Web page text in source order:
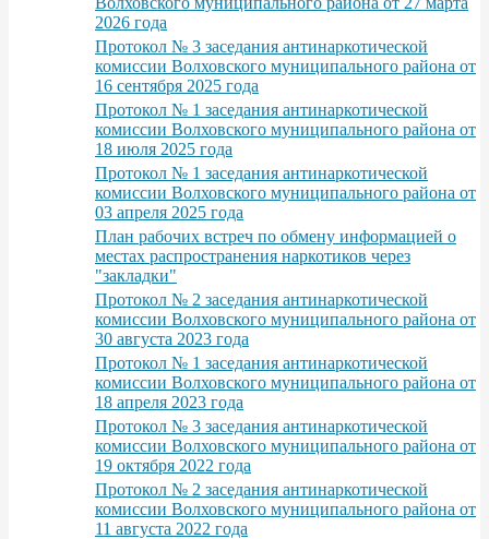
2026 года
Протокол № 3 заседания антинаркотической
комиссии Волховского муниципального района от
16 сентября 2025 года
Протокол № 1 заседания антинаркотической
комиссии Волховского муниципального района от
18 июля 2025 года
Протокол № 1 заседания антинаркотической
комиссии Волховского муниципального района от
03 апреля 2025 года
План рабочих встреч по обмену информацией о
местах распространения наркотиков через
"закладки"
Протокол № 2 заседания антинаркотической
комиссии Волховского муниципального района от
30 августа 2023 года
Протокол № 1 заседания антинаркотической
комиссии Волховского муниципального района от
18 апреля 2023 года
Протокол № 3 заседания антинаркотической
комиссии Волховского муниципального района от
19 октября 2022 года
Протокол № 2 заседания антинаркотической
комиссии Волховского муниципального района от
11 августа 2022 года